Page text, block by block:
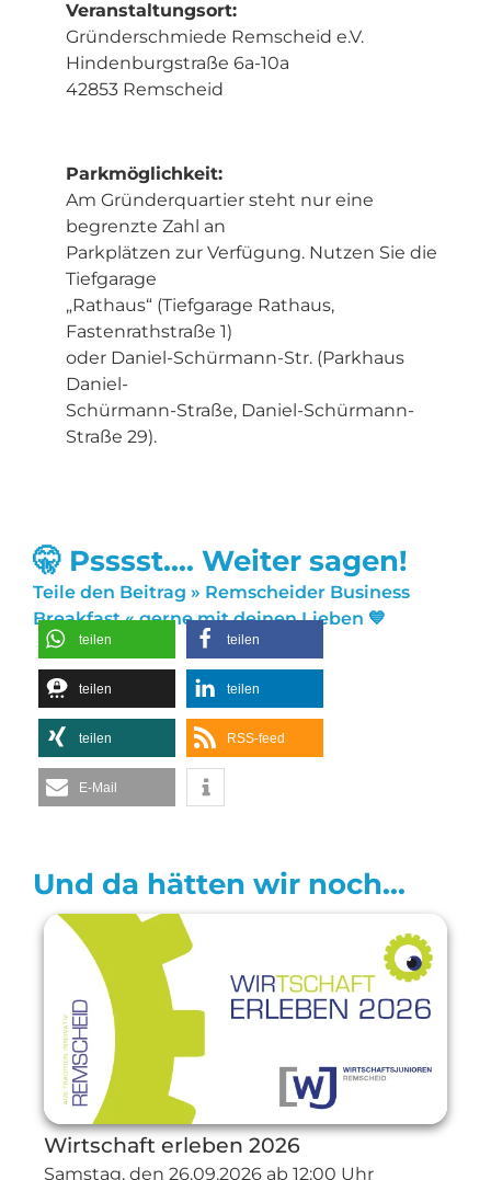
Veranstaltungsort:
Gründerschmiede Remscheid e.V.
Hindenburgstraße 6a-10a
42853 Remscheid
Parkmöglichkeit:
Am Gründerquartier steht nur eine
begrenzte Zahl an
Parkplätzen zur Verfügung. Nutzen Sie die
Tiefgarage
„Rathaus“ (Tiefgarage Rathaus,
Fastenrathstraße 1)
oder Daniel-Schürmann-Str. (Parkhaus
Daniel-
Schürmann-Straße, Daniel-Schürmann-
Straße 29).
🤫 Psssst.... Weiter sagen!
Teile den Beitrag » Remscheider Business
Breakfast « gerne mit deinen Lieben 💙
teilen teilen
teilen teilen
teilen RSS-feed
E-Mail
Und da hätten wir noch...
Wirtschaft erleben 2026
Samstag, den 26.09.2026 ab 12:00 Uhr